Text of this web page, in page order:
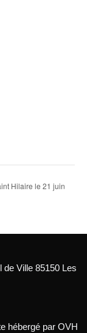
Hilaire le 21 juin
Ville 85150 Les
hébergé par OVH